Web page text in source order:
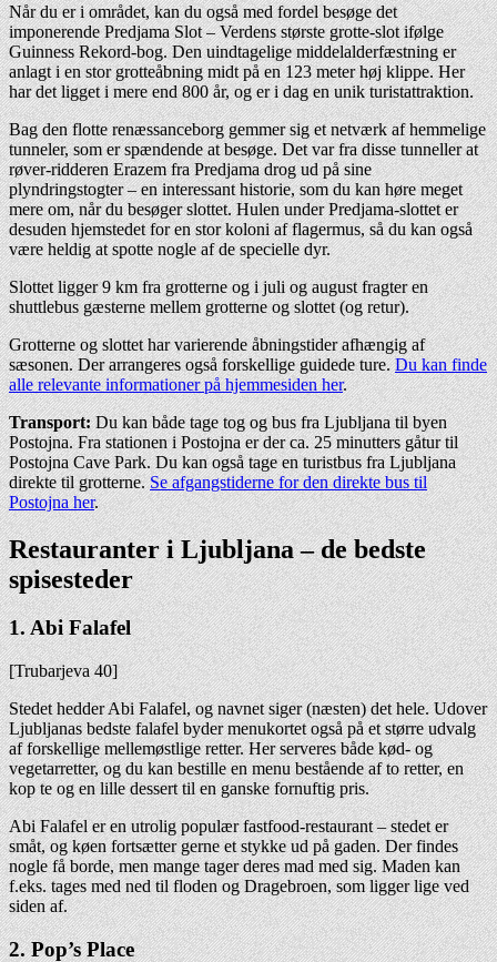
Når du er i området, kan du også med fordel besøge det
imponerende Predjama Slot – Verdens største grotte-slot ifølge
Guinness Rekord-bog. Den uindtagelige middelalderfæstning er
anlagt i en stor grotteåbning midt på en 123 meter høj klippe. Her
har det ligget i mere end 800 år, og er i dag en unik turistattraktion.
Bag den flotte renæssanceborg gemmer sig et netværk af hemmelige
tunneler, som er spændende at besøge. Det var fra disse tunneller at
røver-ridderen Erazem fra Predjama drog ud på sine
plyndringstogter – en interessant historie, som du kan høre meget
mere om, når du besøger slottet. Hulen under Predjama-slottet er
desuden hjemstedet for en stor koloni af flagermus, så du kan også
være heldig at spotte nogle af de specielle dyr.
Slottet ligger 9 km fra grotterne og i juli og august fragter en
shuttlebus gæsterne mellem grotterne og slottet (og retur).
Grotterne og slottet har varierende åbningstider afhængig af
sæsonen. Der arrangeres også forskellige guidede ture.Du kan finde
alle relevante informationer på hjemmesiden her.
Transport:Du kan både tage tog og bus fra Ljubljana til byen
Postojna. Fra stationen i Postojna er der ca. 25 minutters gåtur til
Postojna Cave Park. Du kan også tage en turistbus fra Ljubljana
direkte til grotterne.Se afgangstiderne for den direkte bus til
Postojna her.
RestauranteriLjubljana– de bedste
spisesteder
1. Abi Falafel
[Trubarjeva 40]
Stedet hedder Abi Falafel, og navnet siger (næsten) det hele. Udover
Ljubljanas bedste falafel byder menukortet også på et større udvalg
af forskellige mellemøstlige retter. Her serveres både kød- og
vegetarretter, og du kan bestille en menu bestående af to retter, en
kop te og en lille dessert til en ganske fornuftig pris.
Abi Falafel er en utrolig populær fastfood-restaurant – stedet er
småt, og køen fortsætter gerne et stykke ud på gaden. Der findes
nogle få borde, men mange tager deres mad med sig. Maden kan
f.eks. tages med ned til floden og Dragebroen, som ligger lige ved
siden af.
2. Pop’s Place